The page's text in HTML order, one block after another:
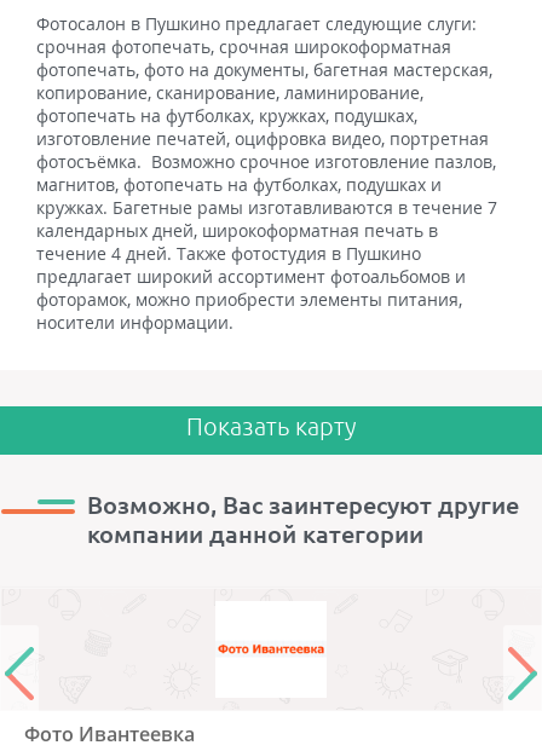
Фотосалон в Пушкино предлагает следующие слуги:
срочная фотопечать, срочная широкоформатная
фотопечать, фото на документы, багетная мастерская,
копирование, сканирование, ламинирование,
фотопечать на футболках, кружках, подушках,
изготовление печатей, оцифровка видео, портретная
фотосъёмка. Возможно срочное изготовление пазлов,
магнитов, фотопечать на футболках, подушках и
кружках. Багетные рамы изготавливаются в течение 7
календарных дней, широкоформатная печать в
течение 4 дней. Также фотостудия в Пушкино
предлагает широкий ассортимент фотоальбомов и
фоторамок, можно приобрести элементы питания,
носители информации.
Показать карту
Возможно, Вас заинтересуют другие
компании данной категории
Фото Ивантеевка